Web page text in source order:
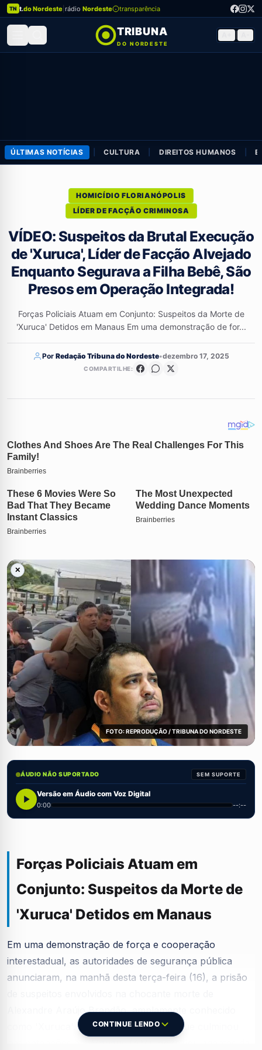
TN t.do Nordeste rádio Nordeste transparência
TRIBUNA
DO NORDESTE
ÚLTIMAS NOTÍCIAS CULTURA DIREITOS HUMANOS
HOMICÍDIO FLORIANÓPOLIS
LÍDER DE FACÇÃO CRIMINOSA
VÍDEO: Suspeitos da Brutal Execução
de 'Xuruca', Líder de Facção Alvejado
Enquanto Segurava a Filha Bebê, São
Presos em Operação Integrada!
Forças Policiais Atuam em Conjunto: Suspeitos da Morte de
'Xuruca' Detidos em Manaus Em uma demonstração de for...
Por Redação Tribuna do Nordeste•dezembro 17, 2025
COMPARTILHE:
✕
FOTO: REPRODUÇÃO / TRIBUNA DO NORDESTE
ÁUDIO NÃO SUPORTADO SEM SUPORTE
Versão em Áudio com Voz Digital
0:00 --:--
Forças Policiais Atuam em
Conjunto: Suspeitos da Morte de
'Xuruca' Detidos em Manaus
Em uma demonstração de força e cooperação
interestadual, as autoridades de segurança pública
anunciaram, na manhã desta terça-feira (16), a prisão
Alexandre Araújo Brandão, amplamente conhecido
como 'Xuruca'. A operação conjunta, que culminou
CONTINUE LENDO